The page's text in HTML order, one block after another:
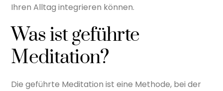
Ihren Alltag integrieren können.
Was ist geführte
Meditation?
Die geführte Meditation ist eine Methode, bei der